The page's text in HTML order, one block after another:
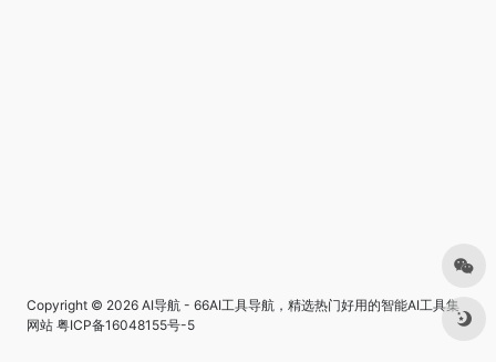
Copyright © 2026 AI导航 - 66AI工具导航，精选热门好用的智能AI工具集
网站 粤ICP备16048155号-5